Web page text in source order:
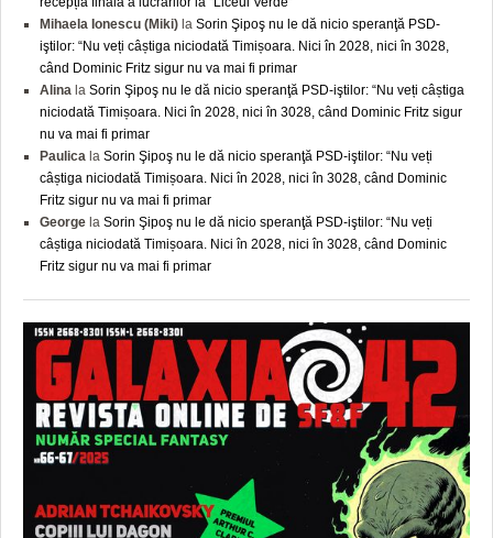
Mihaela Ionescu (Miki) la Sorin Şipoş nu le dă nicio speranţă PSD-
iştilor: “Nu veți câștiga niciodată Timișoara. Nici în 2028, nici în 3028,
când Dominic Fritz sigur nu va mai fi primar
Alina la Sorin Şipoş nu le dă nicio speranţă PSD-iştilor: “Nu veți câștiga
niciodată Timișoara. Nici în 2028, nici în 3028, când Dominic Fritz sigur
nu va mai fi primar
Paulica la Sorin Şipoş nu le dă nicio speranţă PSD-iştilor: “Nu veți
câștiga niciodată Timișoara. Nici în 2028, nici în 3028, când Dominic
Fritz sigur nu va mai fi primar
George la Sorin Şipoş nu le dă nicio speranţă PSD-iştilor: “Nu veți
câștiga niciodată Timișoara. Nici în 2028, nici în 3028, când Dominic
Fritz sigur nu va mai fi primar